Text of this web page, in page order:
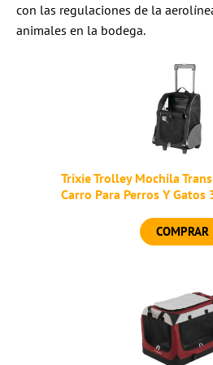
con las regulaciones de la
animales en la bodega.
Trixie Trolley Mochila
Carro Para Perros Y Gatos
COMPRAR